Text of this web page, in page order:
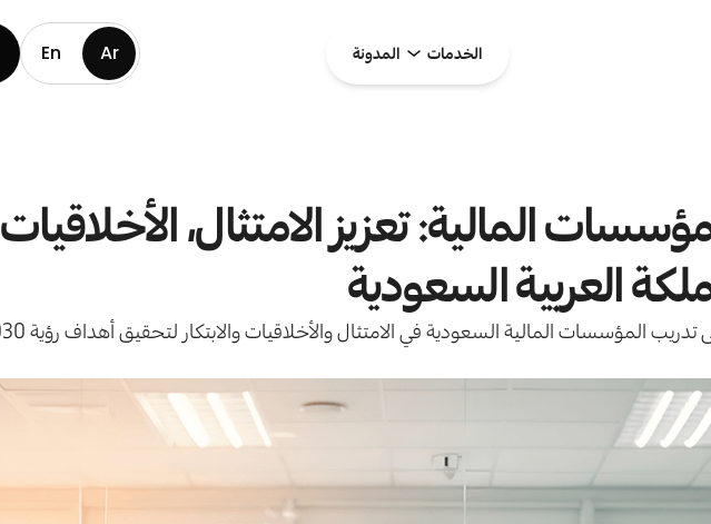
الخدمات المدونة En Ar
المالية: تعزيز الامتثال، الأخلاقيات
العربية السعودية